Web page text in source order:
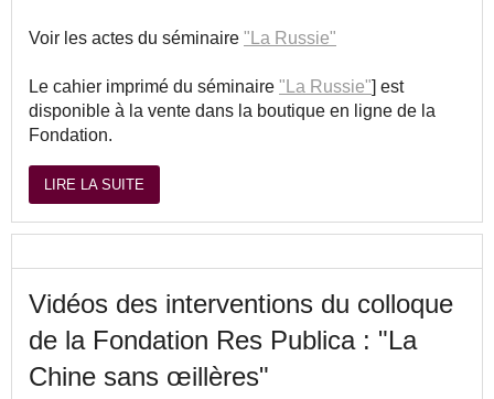
Voir les actes du séminaire "La Russie"
Le cahier imprimé du séminaire "La Russie"] est
disponible à la vente dans la boutique en ligne de la
Fondation.
LIRE LA SUITE
Vidéos des interventions du colloque
de la Fondation Res Publica : "La
Chine sans œillères"